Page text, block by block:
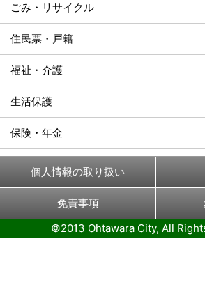
ごみ・リサイクル
住民票・戸籍
福祉・介護
生活保護
保険・年金
個人情報の取り扱い
免責事項
©2013 Ohtawara City, All